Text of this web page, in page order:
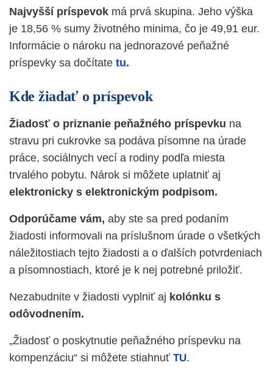
Najvyšší príspevok má prvá skupina. Jeho výška
je 18,56 % sumy životného minima, čo je 49,91 eur.
Informácie o nároku na jednorazové peňažné
príspevky sa dočítate tu.
Kde žiadať o príspevok
Žiadosť o priznanie peňažného príspevku na
stravu pri cukrovke sa podáva písomne na úrade
práce, sociálnych vecí a rodiny podľa miesta
trvalého pobytu. Nárok si môžete uplatniť aj
elektronicky s elektronickým podpisom.
Odporúčame vám, aby ste sa pred podaním
žiadosti informovali na príslušnom úrade o všetkých
náležitostiach tejto žiadosti a o ďalších potvrdeniach
a písomnostiach, ktoré je k nej potrebné priložiť.
Nezabudnite v žiadosti vyplniť aj kolónku s
odôvodnením.
„Žiadosť o poskytnutie peňažného príspevku na
kompenzáciu“ si môžete stiahnuť TU.